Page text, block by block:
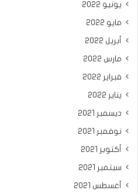
يونيو 2022
مايو 2022
أبريل 2022
مارس 2022
فبراير 2022
يناير 2022
ديسمبر 2021
نوفمبر 2021
أكتوبر 2021
سبتمبر 2021
أغسطس 2021